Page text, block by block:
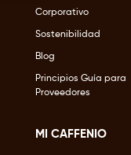
Corporativo
Sostenibilidad
Blog
Principios Guía para
Proveedores
MI CAFFENIO